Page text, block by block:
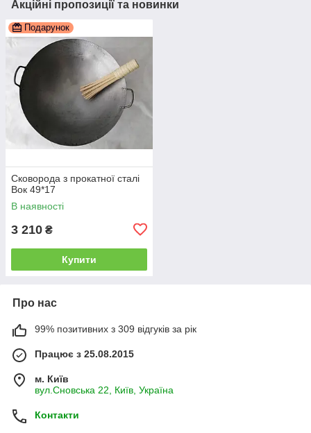
Акційні пропозиції та новинки
Подарунок
Сковорода з прокатної сталі
Вок 49*17
В наявності
3 210 ₴
Купити
Про нас
99% позитивних з 309 відгуків за рік
Працює з 25.08.2015
м. Київ
вул.Сновська 22, Київ, Україна
Контакти